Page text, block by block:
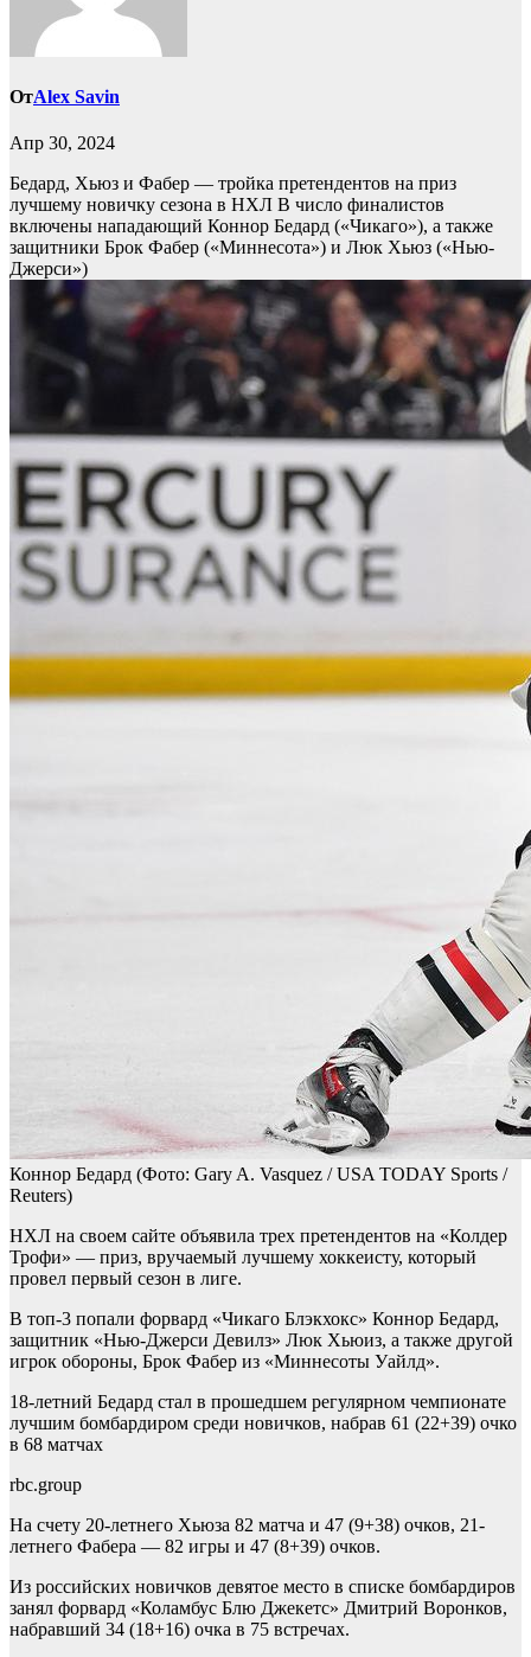
ОтAlex Savin
Апр 30, 2024
Бедард, Хьюз и Фабер — тройка претендентов на приз
лучшему новичку сезона в НХЛ В число финалистов
включены нападающий Коннор Бедард («Чикаго»), а также
защитники Брок Фабер («Миннесота») и Люк Хьюз («Нью-
Джерси»)
Коннор Бедард (Фото: Gary A. Vasquez / USA TODAY Sports /
Reuters)
НХЛ на своем сайте объявила трех претендентов на «Колдер
Трофи» — приз, вручаемый лучшему хоккеисту, который
провел первый сезон в лиге.
В топ-3 попали форвард «Чикаго Блэкхокс» Коннор Бедард,
защитник «Нью-Джерси Девилз» Люк Хьюиз, а также другой
игрок обороны, Брок Фабер из «Миннесоты Уайлд».
18-летний Бедард стал в прошедшем регулярном чемпионате
лучшим бомбардиром среди новичков, набрав 61 (22+39) очко
в 68 матчах
rbc.group
На счету 20-летнего Хьюза 82 матча и 47 (9+38) очков, 21-
летнего Фабера — 82 игры и 47 (8+39) очков.
Из российских новичков девятое место в списке бомбардиров
занял форвард «Коламбус Блю Джекетс» Дмитрий Воронков,
набравший 34 (18+16) очка в 75 встречах.